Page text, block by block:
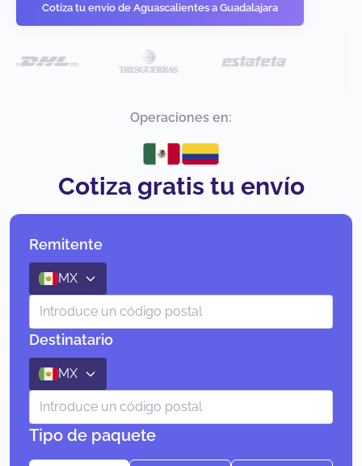
Cotiza tu envío de Aguascalientes a Guadalajara
Operaciones en:
Cotiza gratis tu envío
Remitente
MX
Destinatario
MX
Tipo de paquete